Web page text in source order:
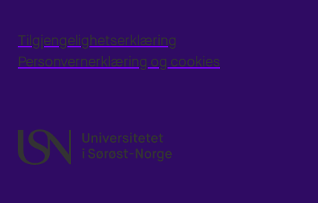
Tilgjengelighetserklæring
Personvernerklæring og cookies